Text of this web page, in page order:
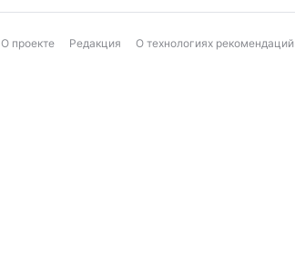
О проекте Редакция О технологиях рекомендаций